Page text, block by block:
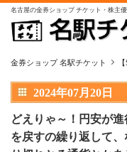
名古屋の金券ショップ チケット・株主
金券ショップ 名駅チケット
2024年07月20日
どえりゃ～！円安が
を戻すの繰り返して